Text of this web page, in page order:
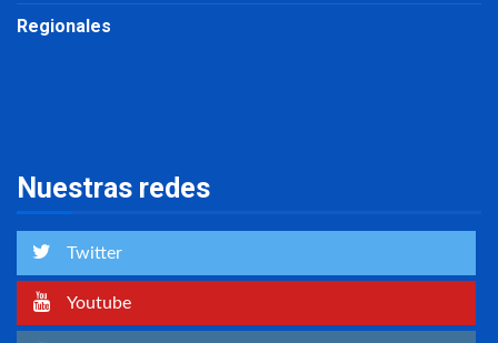
Regionales
Nuestras redes
Twitter
Youtube